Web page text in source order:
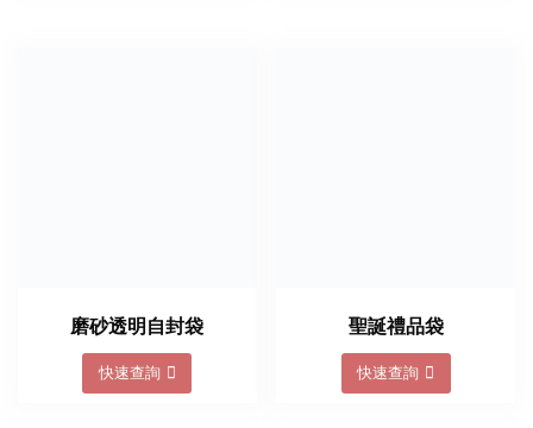
磨砂透明自封袋
快速查詢
聖誕禮品袋
快速查詢